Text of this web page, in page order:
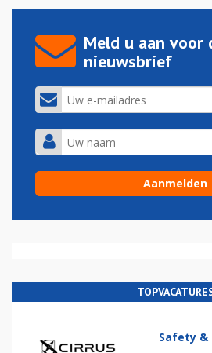
Meld u aan voor
nieuwsbrief
Safety &